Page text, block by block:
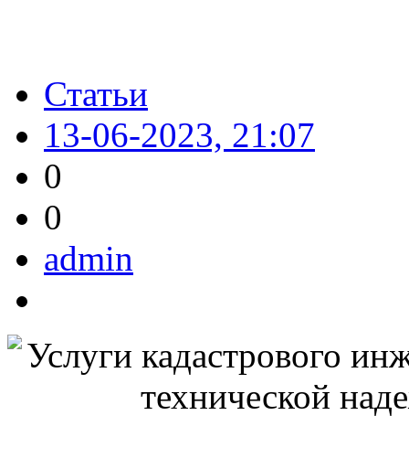
Статьи
13-06-2023, 21:07
0
0
admin